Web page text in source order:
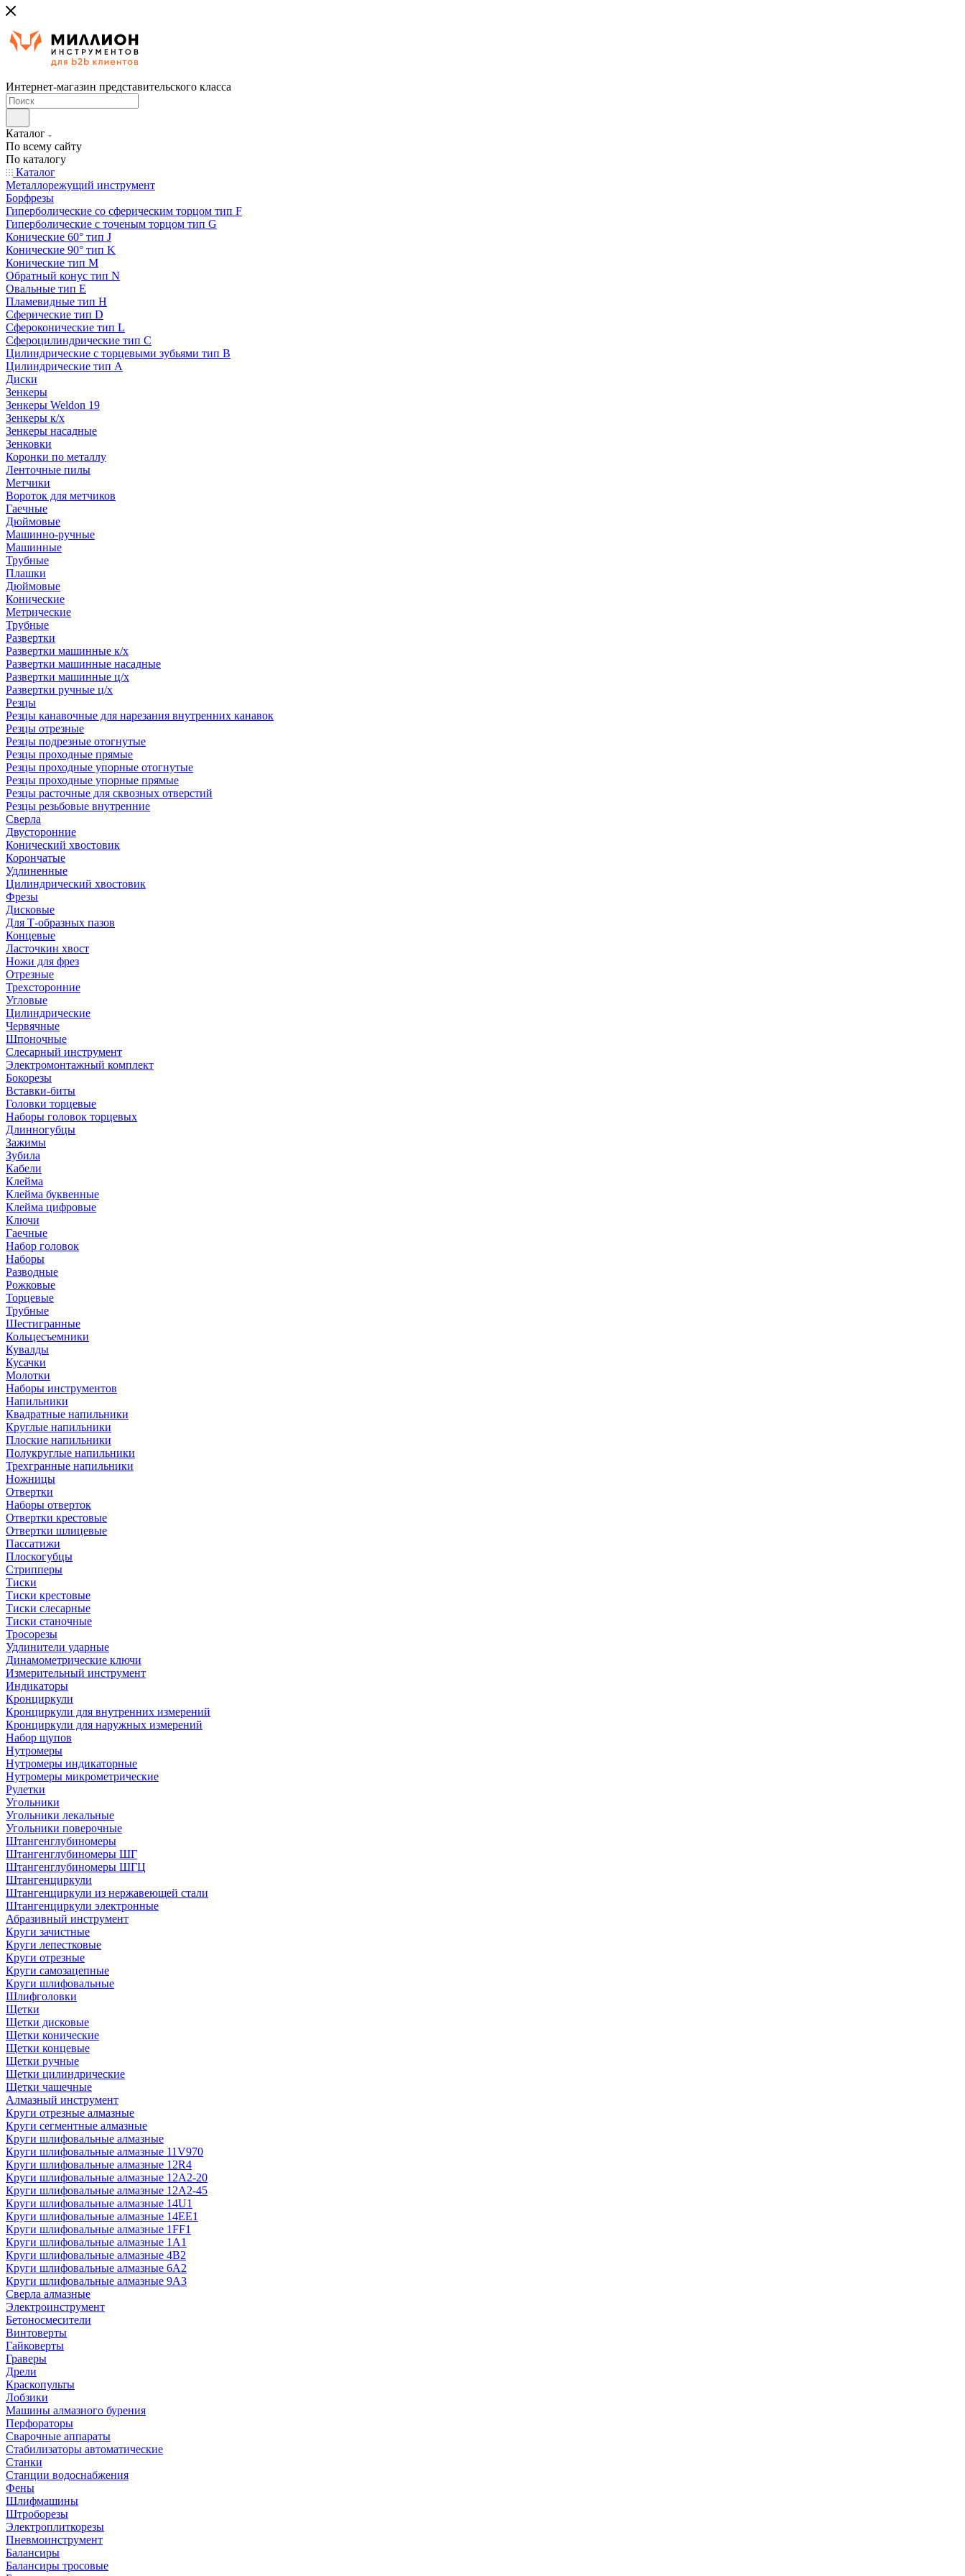
Интернет-магазин представительского класса
Каталог
По всему сайту
По каталогу
Каталог
Металлорежущий инструмент
Борфрезы
Гиперболические cо сферическим торцом тип F
Гиперболические с точеным торцом тип G
Конические 60° тип J
Конические 90° тип K
Конические тип M
Обратный конус тип N
Овальные тип E
Пламевидные тип H
Сферические тип D
Сфероконические тип L
Сфероцилиндрические тип C
Цилиндрические с торцевыми зубьями тип B
Цилиндрические тип А
Диски
Зенкеры
Зенкеры Weldon 19
Зенкеры к/х
Зенкеры насадные
Зенковки
Коронки по металлу
Ленточные пилы
Метчики
Вороток для метчиков
Гаечные
Дюймовые
Машинно-ручные
Машинные
Трубные
Плашки
Дюймовые
Конические
Метрические
Трубные
Развертки
Развертки машинные к/х
Развертки машинные насадные
Развертки машинные ц/х
Развертки ручные ц/х
Резцы
Резцы канавочные для нарезания внутренних канавок
Резцы отрезные
Резцы подрезные отогнутые
Резцы проходные прямые
Резцы проходные упорные отогнутые
Резцы проходные упорные прямые
Резцы расточные для сквозных отверстий
Резцы резьбовые внутренние
Сверла
Двусторонние
Конический хвостовик
Корончатые
Удлиненные
Цилиндрический хвостовик
Фрезы
Дисковые
Для Т-образных пазов
Концевые
Ласточкин хвост
Ножи для фрез
Отрезные
Трехсторонние
Угловые
Цилиндрические
Червячные
Шпоночные
Слесарный инструмент
Электромонтажный комплект
Бокорезы
Вставки-биты
Головки торцевые
Наборы головок торцевых
Длинногубцы
Зажимы
Зубила
Кабели
Клейма
Клейма буквенные
Клейма цифровые
Ключи
Гаечные
Набор головок
Наборы
Разводные
Рожковые
Торцевые
Трубные
Шестигранные
Кольцесъемники
Кувалды
Кусачки
Молотки
Наборы инструментов
Напильники
Квадратные напильники
Круглые напильники
Плоские напильники
Полукруглые напильники
Трехгранные напильники
Ножницы
Отвертки
Наборы отверток
Отвертки крестовые
Отвертки шлицевые
Пассатижи
Плоскогубцы
Стрипперы
Тиски
Тиски крестовые
Тиски слесарные
Тиски станочные
Тросорезы
Удлинители ударные
Динамометрические ключи
Измерительный инструмент
Индикаторы
Кронциркули
Кронциркули для внутренних измерений
Кронциркули для наружных измерений
Набор щупов
Нутромеры
Нутромеры индикаторные
Нутромеры микрометрические
Рулетки
Угольники
Угольники лекальные
Угольники поверочные
Штангенглубиномеры
Штангенглубиномеры ШГ
Штангенглубиномеры ШГЦ
Штангенциркули
Штангенциркули из нержавеющей стали
Штангенциркули электронные
Абразивный инструмент
Круги зачистные
Круги лепестковые
Круги отрезные
Круги самозацепные
Круги шлифовальные
Шлифголовки
Щетки
Щетки дисковые
Щетки конические
Щетки концевые
Щетки ручные
Щетки цилиндрические
Щетки чашечные
Алмазный инструмент
Круги отрезные алмазные
Круги сегментные алмазные
Круги шлифовальные алмазные
Круги шлифовальные алмазные 11V970
Круги шлифовальные алмазные 12R4
Круги шлифовальные алмазные 12А2-20
Круги шлифовальные алмазные 12А2-45
Круги шлифовальные алмазные 14U1
Круги шлифовальные алмазные 14ЕЕ1
Круги шлифовальные алмазные 1FF1
Круги шлифовальные алмазные 1А1
Круги шлифовальные алмазные 4В2
Круги шлифовальные алмазные 6A2
Круги шлифовальные алмазные 9А3
Сверла алмазные
Электроинструмент
Бетоносмесители
Винтоверты
Гайковерты
Граверы
Дрели
Краскопульты
Лобзики
Машины алмазного бурения
Перфораторы
Сварочные аппараты
Стабилизаторы автоматические
Станки
Станции водоснабжения
Фены
Шлифмашины
Штроборезы
Электроплиткорезы
Пневмоинструмент
Балансиры
Балансиры тросовые